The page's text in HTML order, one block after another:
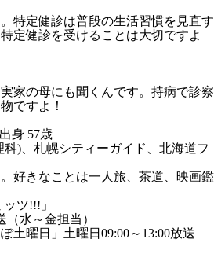
特定健診は普段の生活習慣を見直す
定健診を受けることは大切ですよ
家の母にも聞くんです。持病で診察
ですよ！
身 57歳
)、札幌シティーガイド、北海道フ
好きなことは一人旅、茶道、映画鑑
ツ!!!」
（水～金担当）
土曜日」土曜日09:00～13:00放送